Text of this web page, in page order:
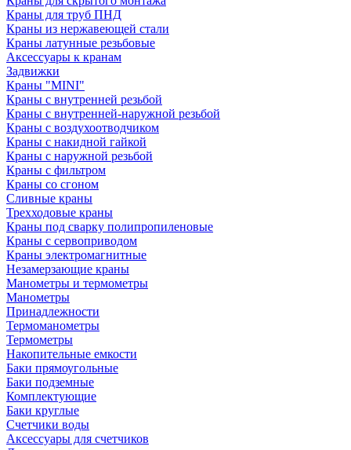
Краны для труб ПНД
Краны из нержавеющей стали
Краны латунные резьбовые
Аксессуары к кранам
Задвижки
Краны "MINI"
Краны с внутренней резьбой
Краны с внутренней-наружной резьбой
Краны с воздухоотводчиком
Краны с накидной гайкой
Краны с наружной резьбой
Краны с фильтром
Краны со сгоном
Сливные краны
Трехходовые краны
Краны под сварку полипропиленовые
Краны с сервоприводом
Краны электромагнитные
Незамерзающие краны
Манометры и термометры
Манометры
Принадлежности
Термоманометры
Термометры
Накопительные емкости
Баки прямоугольные
Баки подземные
Комплектующие
Баки круглые
Счетчики воды
Аксессуары для счетчиков